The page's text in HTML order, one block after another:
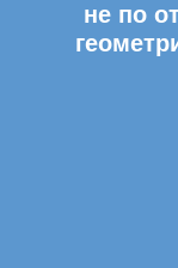
не по